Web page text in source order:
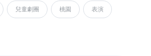
兒童劇團 桃園 表演